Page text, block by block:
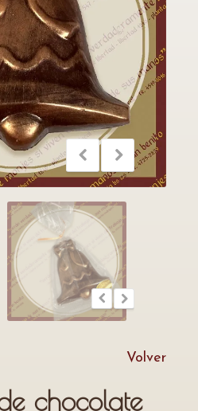
Volver
chocolate